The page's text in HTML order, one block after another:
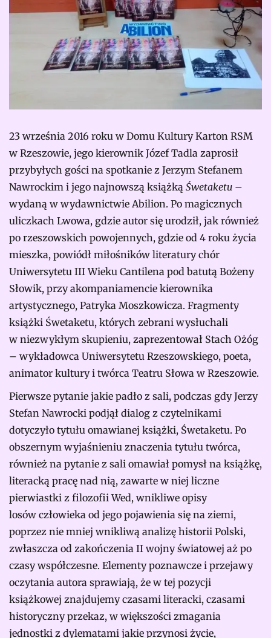
23 września 2016 roku w Domu Kultury Karton RSM
w Rzeszowie, jego kierownik Józef Tadla zaprosił
przybyłych gości na spotkanie z Jerzym Stefanem
Nawrockim i jego najnowszą książką Śwetaketu –
wydaną w wydawnictwie Abilion. Po magicznych
uliczkach Lwowa, gdzie autor się urodził, jak również
po rzeszowskich powojennych, gdzie od 4 roku życia
mieszka, powiódł miłośników literatury chór
Uniwersytetu III Wieku Cantilena pod batutą Bożeny
Słowik, przy akompaniamencie kierownika
artystycznego, Patryka Moszkowicza. Fragmenty
książki Śwetaketu, których zebrani wysłuchali
w niezwykłym skupieniu, zaprezentował Stach Ożóg
– wykładowca Uniwersytetu Rzeszowskiego, poeta,
animator kultury i twórca Teatru Słowa w Rzeszowie.
Pierwsze pytanie jakie padło z sali, podczas gdy Jerzy
Stefan Nawrocki podjął dialog z czytelnikami
dotyczyło tytułu omawianej książki, Śwetaketu. Po
obszernym wyjaśnieniu znaczenia tytułu twórca,
również na pytanie z sali omawiał pomysł na książkę,
literacką pracę nad nią, zawarte w niej liczne
pierwiastki z filozofii Wed, wnikliwe opisy
losów człowieka od jego pojawienia się na ziemi,
poprzez nie mniej wnikliwą analizę historii Polski,
zwłaszcza od zakończenia II wojny światowej aż po
czasy współczesne. Elementy poznawcze i przejawy
oczytania autora sprawiają, że w tej pozycji
książkowej znajdujemy czasami literacki, czasami
historyczny przekaz, w większości zmagania
jednostki z dylematami jakie przynosi życie,